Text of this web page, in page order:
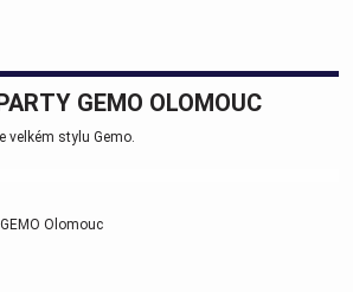
GEMO OLOMOUC
velkém stylu Gemo.